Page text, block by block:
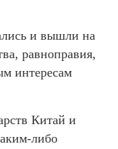
и вышли на
равноправия,
интересам
Китай и
либо